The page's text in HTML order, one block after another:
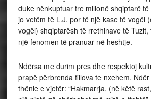
duke nënkuptuar tre milionë shqiptarë
jo vetëm të L.J. por të një kase të vogël
vogël) shqiptarësh të rrethinave të
një fenomen të pranuar në heshtje.
Ndërsa me durim pres dhe respektoj
prapë përbrenda fillova te nxehem.
thënie e vjetër: “Hakmarrja, (në këtë